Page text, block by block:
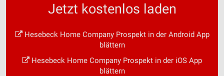
Jetzt kostenlos laden
Hesebeck Home Company Prospekt in der Android App
blättern
Hesebeck Home Company Prospekt in der iOS App
blättern